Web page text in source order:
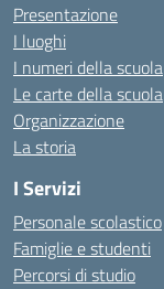
Presentazione
I luoghi
I numeri della scuola
Le carte della scuola
Organizzazione
La storia
I Servizi
Personale scolastico
Famiglie e studenti
Percorsi di studio